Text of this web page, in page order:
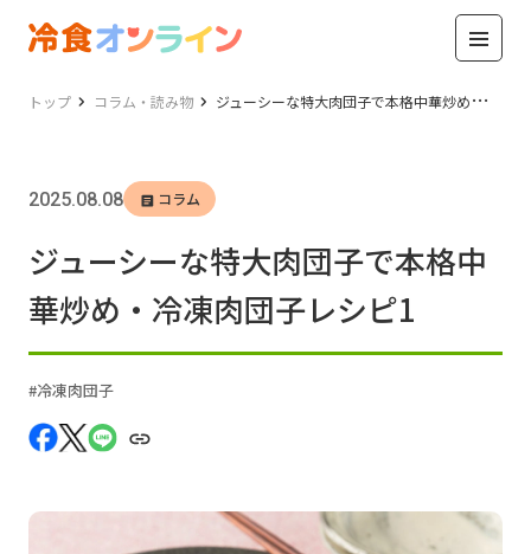
トップ コラム・読み物 ジューシーな特大肉団子で本格中華炒め・冷凍肉団子レシピ1
2025.08.08 コラム
ジューシーな特大肉団子で本格中
華炒め・冷凍肉団子レシピ1
冷凍肉団子